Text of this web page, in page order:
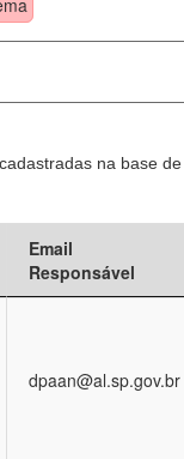
na base de
Email
Responsável
dpaan@al.sp.gov.br